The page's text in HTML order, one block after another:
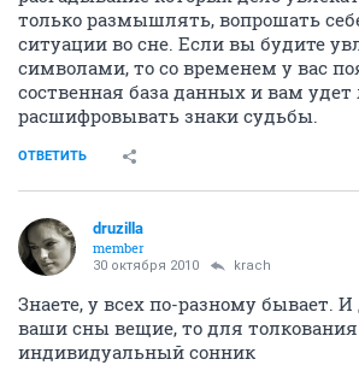
только размышлять, вопрошать
ситуации во сне. Если вы будите
символами, то со временем у вас
соственная база данных и вам удет
расшифровывать знаки судьбы.
ОТВЕТИТЬ
druzilla
member
30 октября 2010 krach
Знаете, у всех по-разному бывает.
ваши сны вещие, то для
индивидуальный сонник